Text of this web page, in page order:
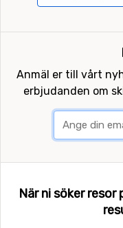
Anmäl er till vårt
erbjudanden om
När ni söker